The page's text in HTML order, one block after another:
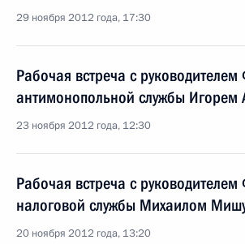
29 ноября 2012 года, 17:30
Рабочая встреча с
антимонопольной службы Игорем
23 ноября 2012 года, 12:30
Рабочая встреча с
налоговой службы Михаилом
20 ноября 2012 года, 13:20